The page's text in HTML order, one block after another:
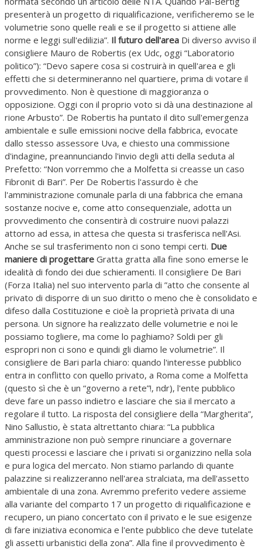
presenterà un progetto di riqualificazione, verificheremo se le
volumetrie sono quelle reali e se il progetto si attiene alle
norme e leggi sull'edilizia”. Il futuro dell'area Di diverso avviso il
consigliere Mauro de Robertis (ex Udc, oggi “Laboratorio
politico”): “Devo sapere cosa si costruirà in quell'area e gli
effetti che si determineranno nel quartiere, prima di votare il
provvedimento. Non è questione di maggioranza o
opposizione. Oggi con il proprio voto si dà una destinazione al
rione Arbusto”. De Robertis ha puntato il dito sull'emergenza
ambientale e sulle emissioni nocive della fabbrica, evocate
dallo stesso assessore Uva, e chiesto una commissione
d'indagine, preannunciando l'invio degli atti della seduta al
Prefetto: “Non vorremmo che a Molfetta si creasse un caso
Fibronit di Bari”. Per De Robertis l'assurdo è che
l'amministrazione comunale parla di una fabbrica che emana
sostanze nocive e, come atto consequenziale, adotta un
provvedimento che consentirà di costruire nuovi palazzi
attorno ad essa, in attesa che questa si trasferisca nell'Asi.
Anche se sul trasferimento non ci sono tempi certi. Due
maniere di progettare Gratta gratta alla fine sono emerse le
idealità di fondo dei due schieramenti. Il consigliere De Bari
(Forza Italia) nel suo intervento parla di ”atto che consente al
privato di disporre di un suo diritto o meno che è consolidato e
difeso dalla Costituzione e cioè la proprietà privata di una
persona. Un signore ha realizzato delle volumetrie e noi le
possiamo togliere, ma come lo paghiamo? Soldi per gli
espropri non ci sono e quindi gli diamo le volumetrie”. Il
consigliere de Bari parla chiaro: quando l'interesse pubblico
entra in conflitto con quello privato, a Roma come a Molfetta
(questo sì che è un “governo a rete”!, ndr), l'ente pubblico
deve fare un passo indietro e lasciare che sia il mercato a
regolare il tutto. La risposta del consigliere della “Margherita”,
Nino Sallustio, è stata altrettanto chiara: “La pubblica
amministrazione non può sempre rinunciare a governare
questi processi e lasciare che i privati si organizzino nella sola
e pura logica del mercato. Non stiamo parlando di quante
palazzine si realizzeranno nell'area stralciata, ma dell'assetto
ambientale di una zona. Avremmo preferito vedere assieme
alla variante del comparto 17 un progetto di riqualificazione e
recupero, un piano concertato con il privato e le sue esigenze
di fare iniziativa economica e l'ente pubblico che deve tutelate
gli assetti urbanistici della zona”. Alla fine il provvedimento è